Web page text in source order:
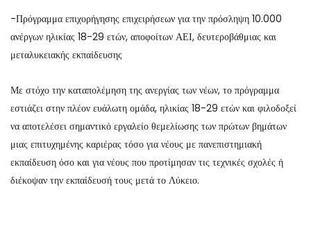
-Πρόγραμμα επιχορήγησης επιχειρήσεων για την πρόσληψη 10.000
ανέργων ηλικίας 18-29 ετών, αποφοίτων ΑΕΙ, δευτεροβάθμιας και
μεταλυκειακής εκπαίδευσης
Με στόχο την καταπολέμηση της ανεργίας των νέων, το πρόγραμμα
εστιάζει στην πλέον ευάλωτη ομάδα, ηλικίας 18-29 ετών και φιλοδοξεί
να αποτελέσει σημαντικό εργαλείο θεμελίωσης των πρώτων βημάτων
μιας επιτυχημένης καριέρας τόσο για νέους με πανεπιστημιακή
εκπαίδευση όσο και για νέους που προτίμησαν τις τεχνικές σχολές ή
διέκοψαν την εκπαίδευσή τους μετά το Λύκειο.